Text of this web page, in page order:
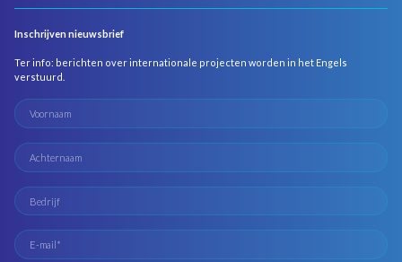
Inschrijven nieuwsbrief
Ter info: berichten over internationale projecten worden in het Engels
verstuurd.